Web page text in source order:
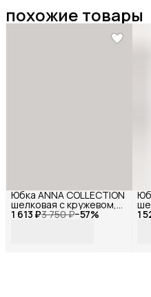
похожие товары
1 613 ₽3 750 ₽−57%
Юбка ANNA COLLECTION
шелковая с кружевом,
весенняя, праздничная, 1